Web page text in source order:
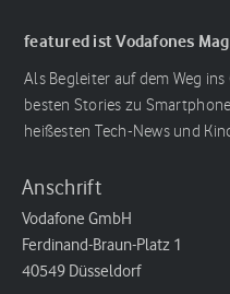
featured ist Vodafones
Als Begleiter auf dem Weg
besten Stories zu
heißesten Tech-News und
Anschrift
Vodafone GmbH
Ferdinand-Braun-Platz 1
40549 Düsseldorf